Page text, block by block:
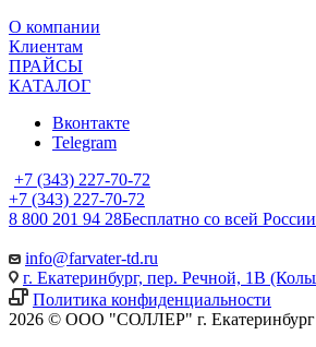
О компании
Клиентам
ПРАЙСЫ
КАТАЛОГ
Вконтакте
Telegram
+7 (343) 227-70-72
+7 (343) 227-70-72
8 800 201 94 28Бесплатно со всей России
info@farvater-td.ru
г. Екатеринбург, пер. Речной, 1В
Политика конфиденциальности
2026 © ООО "СОЛЛЕР" г. Екатеринбург